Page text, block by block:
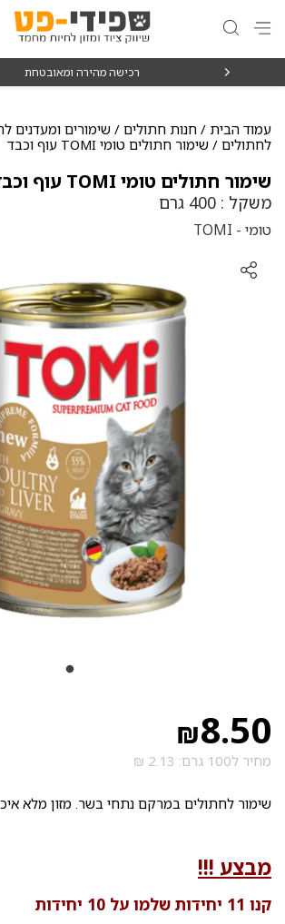
רכישה מהירה ומאובטחת
עמוד הבית / חנות חתולים /שימורים ומעדנים
לחתולים / שימור חתולים טומי TOMI עוף וכבד
שימור חתולים טומי TOMI עוף וכבד
משקל : 400 גרם
טומי - TOMI
₪8.50
מחיר ל100 גרם: 2.13 ₪
שימור לחתולים במרקם נתחי בשר. מזון מלא
מבצע !!!
קנו 11 יחידות שלמו על 10 יחידות